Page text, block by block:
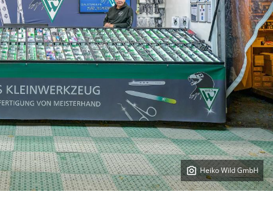
Copyright:
Heiko Wild GmbH